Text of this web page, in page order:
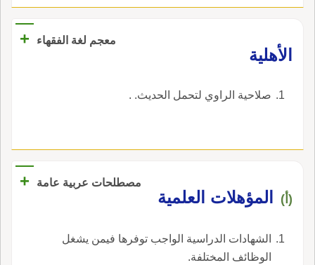
معجم لغة الفقهاء
+
‏الأهلية‏
‏صلاحية الراوي لتحمل الحديث. ‏.
مصطلحات عربية عامة +
(أ) المؤهلات العلمية
الشهادات الدراسية الواجب توفرها فيمن يشغل
الوظائف المختلفة.